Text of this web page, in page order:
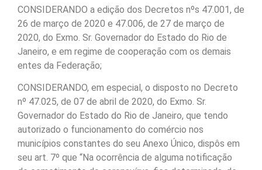
CONSIDERANDO a edição dos Decretos nºs 47.001, de
26 de março de 2020 e 47.006, de 27 de março de
2020, do Exmo. Sr. Governador do Estado do Rio de
Janeiro, e em regime de cooperação com os demais
entes da Federação;
CONSIDERANDO, em especial, o disposto no Decreto
nº 47.025, de 07 de abril de 2020, do Exmo. Sr.
Governador do Estado do Rio de Janeiro, que tendo
autorizado o funcionamento do comércio nos
municípios constantes do seu Anexo Único, dispôs em
seu art. 7º que “Na ocorrência de alguma notificação